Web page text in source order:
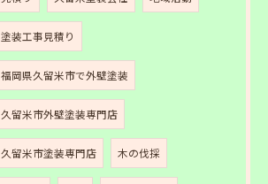
塗装工事見積り
福岡県久留米市で外壁塗装
久留米市外壁塗装専門店
久留米市塗装専門店 木の伐採